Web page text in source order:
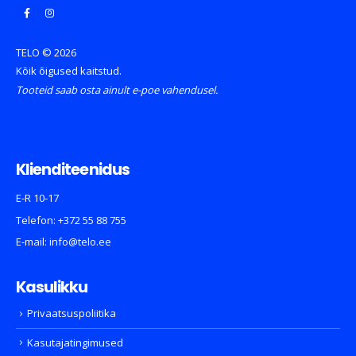
TELO © 2026
Kõik õigused kaitstud.
Tooteid saab osta ainult e-poe vahendusel.
Klienditeenidus
E-R 10-17
Telefon: +372 55 88 755
E-mail: info@telo.ee
Kasulikku
Privaatsuspoliitika
Kasutajatingimused